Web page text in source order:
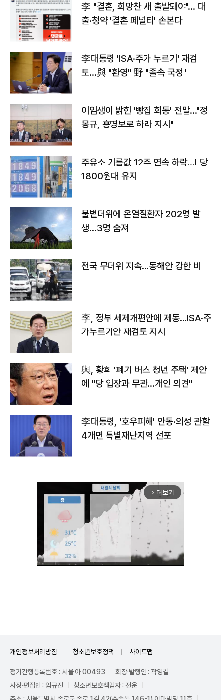
李 "결혼, 희망찬 새 출발돼야"… 대
출·청약 '결혼 페널티' 손본다
李대통령 'ISA·주가 누르기' 재검
토…與 "환영" 野 "졸속 국정"
이임생이 밝힌 '빵집 회동' 전말…"정
몽규, 홍명보로 하라 지시"
주유소 기름값 12주 연속 하락…L당
1800원대 유지
불볕더위에 온열질환자 202명 발
생…3명 숨져
전국 무더위 지속…동해안 강한 비
李, 정부 세제개편안에 제동…ISA·주
가누르기안 재검토 지시
與, 황희 '폐기 버스 청년 주택' 제안
에 "당 입장과 무관…개인 의견"
李대통령, '호우피해' 안동·의성 관할
4개면 특별재난지역 선포
arrow_forward_ios 더보기
개인정보처리방침 청소년보호정책 사이트맵
정기간행등록번호 : 서울 아 00493
회장·발행인 : 곽영길
사장·편집인 : 임규진
청소년보호책임자 : 전운